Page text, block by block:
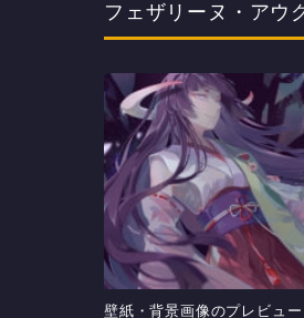
フェザリーヌ・アウ
壁紙・背景画像のプレビュ